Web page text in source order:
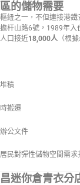
的儲物需要
紐之一，不但連接港
杆山路6號，1989年
口接近18,000人 （根
積
搬遷
公文件
民對彈性儲物空間需求
迷你倉青衣分